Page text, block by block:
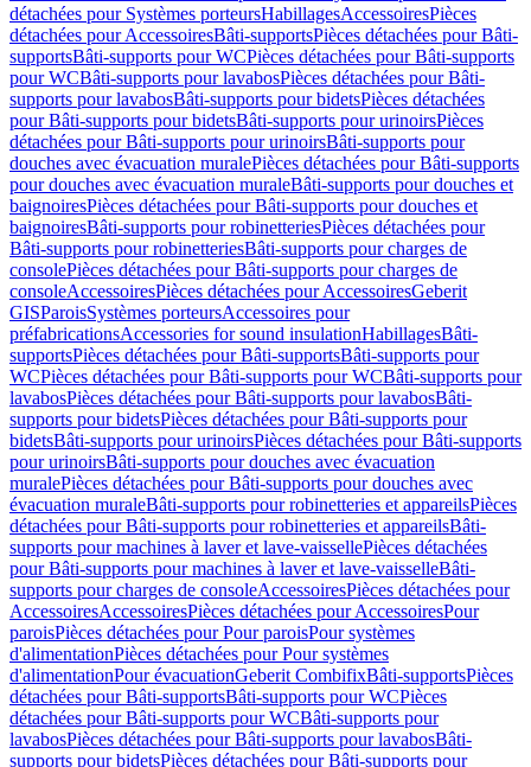
détachées pour Systèmes porteursHabillagesAccessoiresPièces
détachées pour AccessoiresBâti-supportsPièces détachées pour Bâti-
supportsBâti-supports pour WCPièces détachées pour Bâti-supports
pour WCBâti-supports pour lavabosPièces détachées pour Bâti-
supports pour lavabosBâti-supports pour bidetsPièces détachées
pour Bâti-supports pour bidetsBâti-supports pour urinoirsPièces
détachées pour Bâti-supports pour urinoirsBâti-supports pour
douches avec évacuation muralePièces détachées pour Bâti-supports
pour douches avec évacuation muraleBâti-supports pour douches et
baignoiresPièces détachées pour Bâti-supports pour douches et
baignoiresBâti-supports pour robinetteriesPièces détachées pour
Bâti-supports pour robinetteriesBâti-supports pour charges de
consolePièces détachées pour Bâti-supports pour charges de
consoleAccessoiresPièces détachées pour AccessoiresGeberit
GISParoisSystèmes porteursAccessoires pour
préfabricationsAccessories for sound insulationHabillagesBâti-
supportsPièces détachées pour Bâti-supportsBâti-supports pour
WCPièces détachées pour Bâti-supports pour WCBâti-supports pour
lavabosPièces détachées pour Bâti-supports pour lavabosBâti-
supports pour bidetsPièces détachées pour Bâti-supports pour
bidetsBâti-supports pour urinoirsPièces détachées pour Bâti-supports
pour urinoirsBâti-supports pour douches avec évacuation
muralePièces détachées pour Bâti-supports pour douches avec
évacuation muraleBâti-supports pour robinetteries et appareilsPièces
détachées pour Bâti-supports pour robinetteries et appareilsBâti-
supports pour machines à laver et lave-vaissellePièces détachées
pour Bâti-supports pour machines à laver et lave-vaisselleBâti-
supports pour charges de consoleAccessoiresPièces détachées pour
AccessoiresAccessoiresPièces détachées pour AccessoiresPour
paroisPièces détachées pour Pour paroisPour systèmes
d'alimentationPièces détachées pour Pour systèmes
d'alimentationPour évacuationGeberit CombifixBâti-supportsPièces
détachées pour Bâti-supportsBâti-supports pour WCPièces
détachées pour Bâti-supports pour WCBâti-supports pour
lavabosPièces détachées pour Bâti-supports pour lavabosBâti-
supports pour bidetsPièces détachées pour Bâti-supports pour